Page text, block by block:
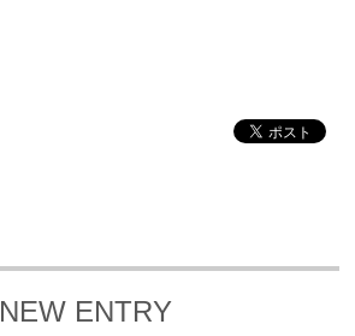
NEW ENTRY